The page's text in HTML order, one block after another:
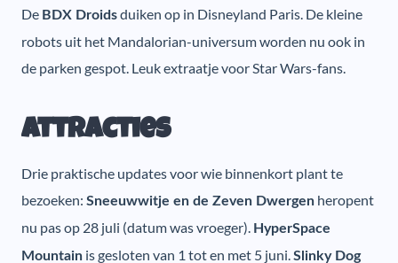
De BDX Droidsduiken op in Disneyland Paris. De kleine
robots uit het Mandalorian-universum worden nu ook in
de parken gespot. Leuk extraatje voor Star Wars-fans.
Attracties
Drie praktische updates voor wie binnenkort plant te
bezoeken: Sneeuwwitje en de Zeven Dwergen heropent
nu pas op 28 juli (datum was vroeger). HyperSpace
Mountain is gesloten van 1 tot en met 5 juni.Slinky Dog